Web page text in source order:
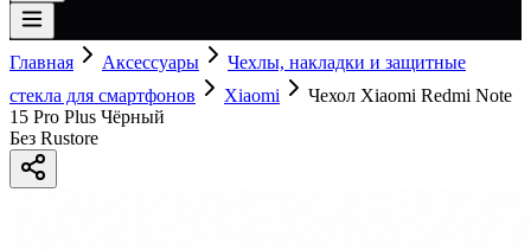
Главная Аксессуары
Чехлы, накладки и защитные
стекла для смартфонов
Xiaomi
Чехол Xiaomi Redmi Note
15 Pro Plus Чёрный
Без Rustore